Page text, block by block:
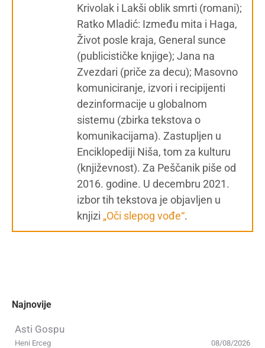
Krivolak i Lakši oblik smrti (romani);
Ratko Mladić: Između mita i Haga,
Život posle kraja, General sunce
(publicističke knjige); Jana na
Zvezdari (priče za decu); Masovno
komuniciranje, izvori i recipijenti
dezinformacije u globalnom
sistemu (zbirka tekstova o
komunikacijama). Zastupljen u
Enciklopediji Niša, tom za kulturu
(književnost). Za Peščanik piše od
2016. godine. U decembru 2021.
izbor tih tekstova je objavljen u
knjizi „Oči slepog vođe“.
Najnovije
Asti Gospu
08/08/2026
Heni Erceg